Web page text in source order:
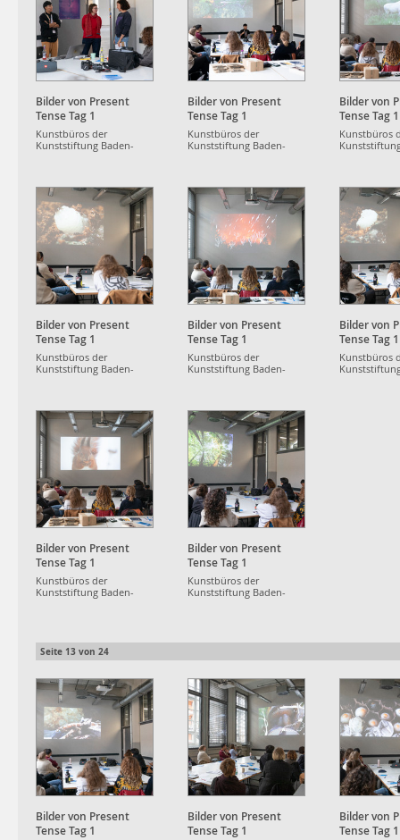
Bilder von Present
Tense Tag 1
Kunstbüros der
Kunststiftung Baden-
Bilder von Present
Tense Tag 1
Kunstbüros der
Kunststiftung Baden-
Bilder von
Tense Tag 1
Kunstbüros
Bilder von Present
Tense Tag 1
Kunstbüros der
Kunststiftung Baden-
Bilder von Present
Tense Tag 1
Kunstbüros der
Kunststiftung Baden-
Bilder von
Tense Tag 1
Kunstbüros
Bilder von Present
Tense Tag 1
Kunstbüros der
Kunststiftung Baden-
Bilder von Present
Tense Tag 1
Kunstbüros der
Kunststiftung Baden-
Seite 13 von 24
Bilder von Present
Tense Tag 1
Bilder von Present
Tense Tag 1
Bilder von
Tense Tag 1